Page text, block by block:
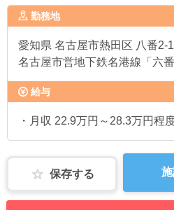
勤務地
愛知県 名古屋市熱田区 八番2-
名古屋市営地下鉄名港線「六
給与
・月収 22.9万円～28.3万円程
保存する